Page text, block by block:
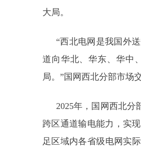
大局。
“西北电网是我国外
道向华北、华东、华中
局。”国网西北分部市场
2025年，国网西北分
跨区通道输电能力，实
足区域内各省级电网实